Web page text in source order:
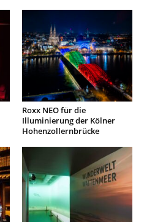
Roxx NEO für die
Illuminierung der Kölner
Hohenzollernbrücke